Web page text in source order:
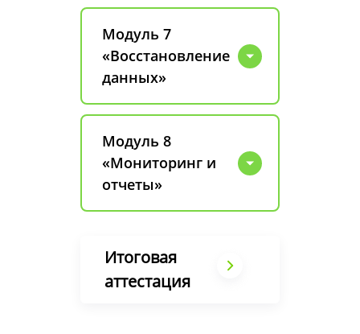
Модуль 7
«Восстановление
данных»
Модуль 8
«Мониторинг и
отчеты»
Итоговая
аттестация